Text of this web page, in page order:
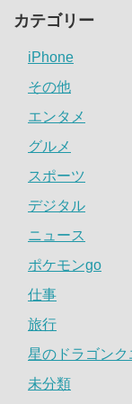
カテゴリー
iPhone
その他
エンタメ
グルメ
スポーツ
デジタル
ニュース
ポケモンgo
仕事
旅行
星のドラゴンク
未分類